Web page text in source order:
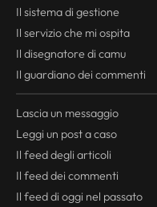
Il sistema di gestione
Il servizio che mi ospita
Il disegnatore di camu
Il guardiano dei commenti
Lascia un messaggio
Leggi un post a caso
Il feeddegli articoli
Il feeddei commenti
Il feeddi oggi nel passato